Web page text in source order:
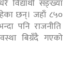
सङ्ख्या
छन्। जहाँ ८५०
पनि राजनीति
बिग्रँदै गएको